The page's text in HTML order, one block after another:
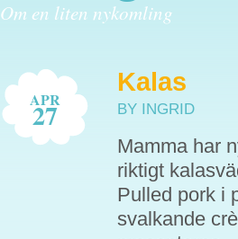
Om en liten nykomling
APR
27
Kalas
BY INGRID
Mamma har
riktigt
Pulled pork i
svalkande